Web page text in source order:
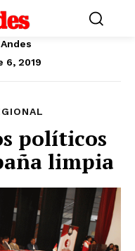
6, 2019
políticos
limpia